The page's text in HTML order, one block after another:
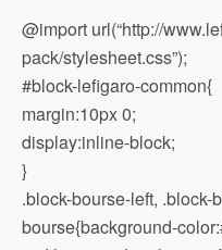
@import url(“http://
pack/stylesheet.css”);
#block-lefigaro-common{
margin:10px 0;
display:inline-block;
}
.block-bourse-left, .block-
bourse{background-